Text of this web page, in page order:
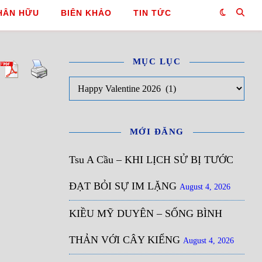
HỮU BIÊN KHẢO TIN TỨC
MỤC LỤC
MỚI ĐĂNG
Tsu A Cầu – KHI LỊCH SỬ BỊ TƯỚC
ĐẠT BỎI SỰ IM LẶNG August 4, 2026
KIỀU MỸ DUYÊN – SỐNG BÌNH
THẢN VỚI CÂY KIỂNG August 4, 2026